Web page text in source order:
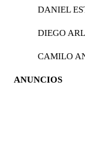
DANIEL
DIEGO
CAMILO
ANUNCIOS